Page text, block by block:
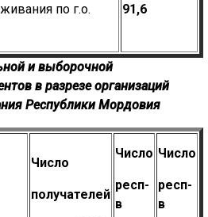
по г.о.
91,6
и выборочной
в разрезе организаций
Республики Мордовия
Число
получателей
Число
респ-
в
Число
респ-
в